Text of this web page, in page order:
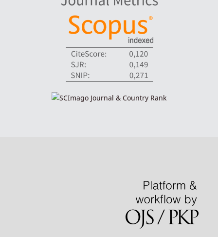
indexadores-fronteiras